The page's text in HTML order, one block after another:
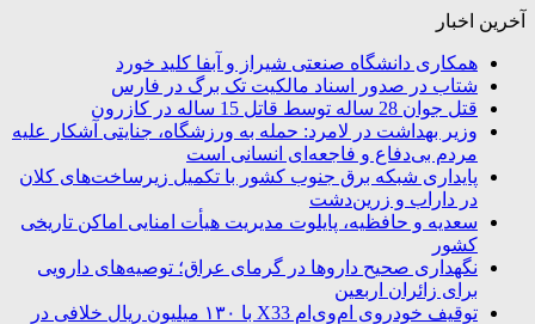
آخرین اخبار
همکاری دانشگاه صنعتی شیراز و آبفا کلید خورد
شتاب در صدور اسناد مالکیت تک برگ در فارس
قتل جوان 28 ساله توسط قاتل 15 ساله در کازرون
وزیر بهداشت در لامرد: حمله به ورزشگاه، جنایتی آشکار علیه
مردم بی‌دفاع و فاجعه‌ای انسانی است
پایداری شبکه برق جنوب کشور با تکمیل زیرساخت‌های کلان
در داراب و زرین‌دشت
سعدیه و حافظیه، پایلوت مدیریت هیأت امنایی اماکن تاریخی
کشور
نگهداری صحیح داروها در گرمای عراق؛ توصیه‌های دارویی
برای زائران اربعین
توقیف خودروی ام‌وی‌ام X33 با ۱۳۰ میلیون ریال خلافی در